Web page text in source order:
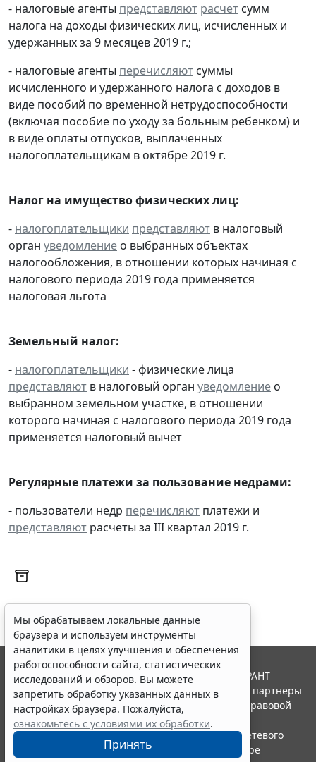
- налоговые агенты представляют расчет сумм
налога на доходы физических лиц, исчисленных и
удержанных за 9 месяцев 2019 г.;
- налоговые агенты перечисляют суммы
исчисленного и удержанного налога с доходов в
виде пособий по временной нетрудоспособности
(включая пособие по уходу за больным ребенком) и
в виде оплаты отпусков, выплаченных
налогоплательщикам в октябре 2019 г.
Налог на имущество физических лиц:
- налогоплательщики представляют в налоговый
орган уведомление о выбранных объектах
налогообложения, в отношении которых начиная с
налогового периода 2019 года применяется
налоговая льгота
Земельный налог:
- налогоплательщики - физические лица
представляют в налоговый орган уведомление о
выбранном земельном участке, в отношении
которого начиная с налогового периода 2019 года
применяется налоговый вычет
Регулярные платежи за пользование недрами:
- пользователи недр перечисляют платежи и
представляют расчеты за III квартал 2019 г.
Мы обрабатываем локальные данные
браузера и используем инструменты
аналитики в целях улучшения и обеспечения
работоспособности сайта, статистических
исследований и обзоров. Вы можете
запретить обработку указанных данных в
настройках браузера. Пожалуйста,
ознакомьтесь с условиями их обработки.
Принять
© ООО "НПП "ГАРАНТ-СЕРВИС", 2026. Система ГАРАНТ
выпускается с 1990 года. Компания "Гарант" и ее партнеры
являются участниками Российской ассоциации правовой
информации ГАРАНТ.
Портал ГАРАНТ.РУ зарегистрирован в качестве сетевого
издания Федеральной службой по надзору в сфере